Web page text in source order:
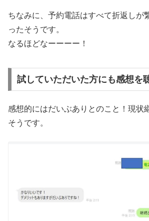
ちなみに、予約電話はすべて折返しが
ったそうです。
なるほどなーーーー！
試していただいた方にも感想を
感想的にはだいぶありとのこと！現状
そうです。